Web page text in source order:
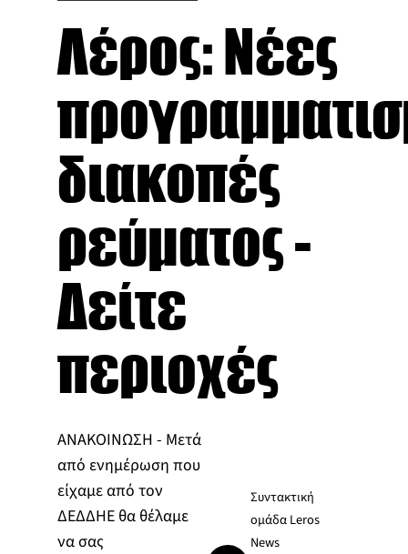
Λέρος: Νέες
διακοπές
ρεύματος -
Δείτε
περιοχές
ΑΝΑΚΟΙΝΩΣΗ - Μετά
από ενημέρωση που
είχαμε από τον
ΔΕΔΔΗΕ θα θέλαμε
να σας
Συντακτική
ομάδα Leros
News